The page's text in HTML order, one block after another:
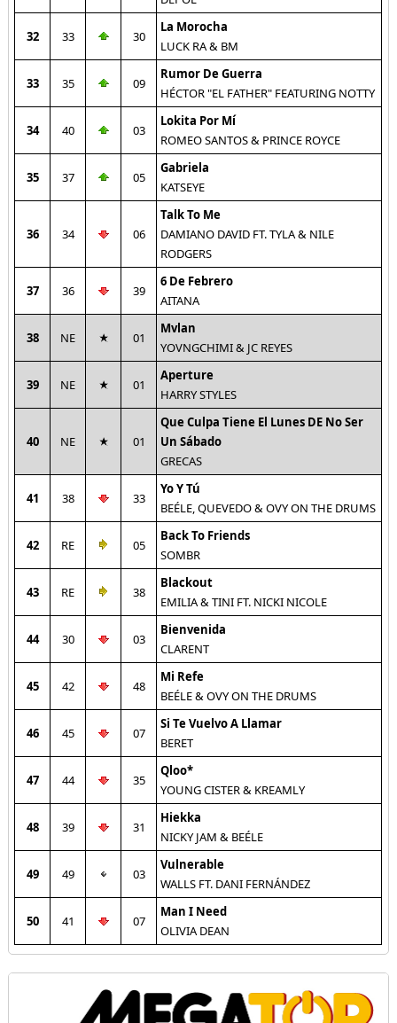
32 33 30
La Morocha
LUCK RA & BM
33 35 09
Rumor De Guerra
HÉCTOR "EL FATHER" FEATURING NOTTY
34 40 03
Lokita Por Mí
ROMEO SANTOS & PRINCE ROYCE
35 37 05
Gabriela
KATSEYE
36 34 06
Talk To Me
DAMIANO DAVID FT. TYLA & NILE
RODGERS
37 36 39
6 De Febrero
AITANA
38 NE 01
Mvlan
YOVNGCHIMI & JC REYES
39 NE 01
Aperture
HARRY STYLES
40 NE 01
Que Culpa Tiene El Lunes DE No Ser
Un Sábado
GRECAS
41 38 33
Yo Y Tú
BEÉLE, QUEVEDO & OVY ON THE DRUMS
42 RE 05
Back To Friends
SOMBR
43 RE 38
Blackout
EMILIA & TINI FT. NICKI NICOLE
44 30 03
Bienvenida
CLARENT
45 42 48
Mi Refe
BEÉLE & OVY ON THE DRUMS
46 45 07
Si Te Vuelvo A Llamar
BERET
47 44 35
Qloo*
YOUNG CISTER & KREAMLY
48 39 31
Hiekka
NICKY JAM & BEÉLE
49 49 03
Vulnerable
WALLS FT. DANI FERNÁNDEZ
50 41 07
Man I Need
OLIVIA DEAN